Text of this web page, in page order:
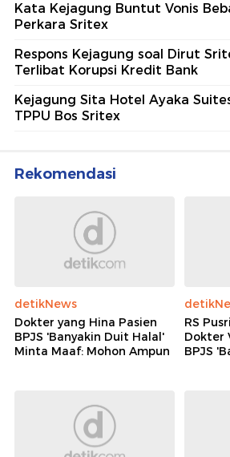
Kata Kejagung Buntut Vonis
Perkara Sritex
Respons Kejagung soal Dirut
Terlibat Korupsi Kredit Bank
Kejagung Sita Hotel Ayaka
TPPU Bos Sritex
Rekomendasi
detikNews
Dokter yang Hina Pasien
BPJS 'Banyakin Duit Halal'
Minta Maaf: Mohon Ampun
RS
Dokter
BPJS